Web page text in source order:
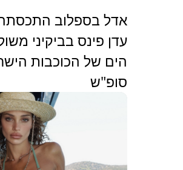
אדל בספלוב
עדן פינס בביקיני
הים של הכוכבות
סופ"ש